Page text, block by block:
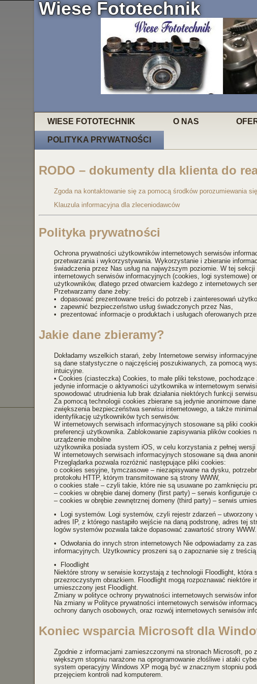
Wiese Fototechnik
WIESE FOTOTECHNIK O NAS
POLITYKA PRYWATNOŚCI
RODO – dokumenty dla klienta do
Zgoda na kontaktowanie się za pomocą środków porozumiewania
Klauzula informacyjna dla zleceniodawców
Polityka prywatności
Ochrona prywatności użytkowników internetowych serwisów
przetwarzania i wykorzystywania. Wykorzystanie i zbieranie
świadczenia przez Nas usług na najwyższym poziomie. W tej
internetowych serwisów informacyjnych (cookies, logi systemowe)
użytkowników, dlatego przed otwarciem każdego z internetowych
Przetwarzamy dane żeby:
• dopasować prezentowane treści do potrzeb i zainteresowań
• zapewnić bezpieczeństwo usług świadczonych przez Nas,
• prezentować informacje o produktach i usługach oferowanych
Jakie dane zbieramy?
Dokładamy wszelkich starań, żeby Internetowe serwisy
są dane statystyczne o najczęściej poszukiwanych, za pomocą
intuicyjne.
• Cookies (ciasteczka) Cookies, to małe pliki tekstowe,
jedynie informacje o aktywności użytkownika w internetowym
spowodować utrudnienia lub brak działania niektórych funkcji
Za pomocą technologii cookies zbierane są jedynie anonimowe
zwiększenia bezpieczeństwa serwisu internetowego, a także
identyfikację użytkowników tych serwisów.
W internetowych serwisach informacyjnych stosowane są pliki
preferencji użytkownika. Zablokowanie zapisywania plików cookies
urządzenie mobilne
użytkownika posiada system iOS, w celu korzystania z pełnej
W internetowych serwisach informacyjnych stosowane są dwa
Przeglądarka pozwala rozróżnić następujące pliki cookies:
o cookies sesyjne, tymczasowe – niezapisywane na dysku,
protokołu HTTP, którym transmitowane są strony WWW,
o cookies stałe – czyli takie, które nie są usuwane po zamknięciu
– cookies w obrębie danej domeny (first party) – serwis konfiguruje
– cookies w obrębie zewnętrznej domeny (third party) – serwis
• Logi systemów. Logi systemów, czyli rejestr zdarzeń –
adres IP, z którego nastąpiło wejście na daną podstronę, adres
logów systemów pozwala także dopasować zawartość strony
• Odwołania do innych stron internetowych Nie odpowiadamy za
informacyjnych. Użytkownicy proszeni są o zapoznanie się z
• Floodlight
Niektóre strony w serwisie korzystają z technologii Floodlight,
przezroczystym obrazkiem. Floodlight mogą rozpoznawać niektóre
umieszczony jest Floodlight.
Zmiany w polityce ochrony prywatności internetowych serwisów
Na zmiany w Polityce prywatności internetowych serwisów
ochrony danych osobowych, oraz rozwój internetowych serwisów
Koniec wsparcia Microsoft dla
Zgodnie z informacjami zamieszczonymi na stronach Microsoft, po
większym stopniu narażone na oprogramowanie złośliwe i ataki
system operacyjny Windows XP mogą być w znacznym stopniu
przejęciem kontroli nad komputerem.